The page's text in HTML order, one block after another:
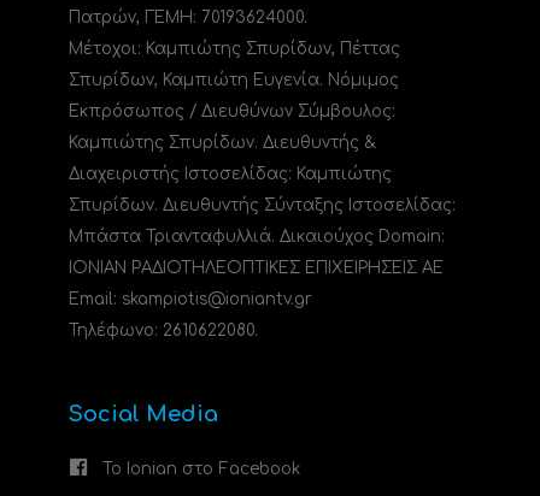
Πατρών, ΓΕΜΗ: 70193624000.
Μέτοχοι: Καμπιώτης Σπυρίδων, Πέττας
Σπυρίδων, Καμπιώτη Ευγενία. Νόμιμος
Εκπρόσωπος / Διευθύνων Σύμβουλος:
Καμπιώτης Σπυρίδων. Διευθυντής &
Διαχειριστής Ιστοσελίδας: Καμπιώτης
Σπυρίδων. Διευθυντής Σύνταξης Ιστοσελίδας:
Μπάστα Τριανταφυλλιά. Δικαιούχος Domain:
ΙΟΝΙΑΝ ΡΑΔΙΟΤΗΛΕΟΠΤΙΚΕΣ ΕΠΙΧΕΙΡΗΣΕΙΣ ΑΕ
Email: skampiotis@ioniantv.gr
Τηλέφωνο: 2610622080.
Social Media
Το Ionian στο Facebook